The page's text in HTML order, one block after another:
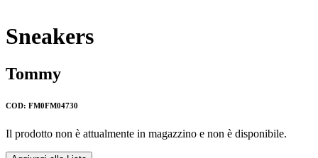
Sneakers
Tommy
COD: FM0FM04730
Il prodotto non è attualmente in magazzino e non è disponibile.